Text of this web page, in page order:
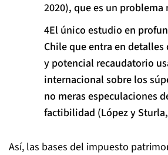
2020), que es un problema
El único estudio en
Chile que entra en
y potencial recaudatorio
internacional sobre los
no meras especulaciones
factibilidad (López y
Así, las bases del impuesto